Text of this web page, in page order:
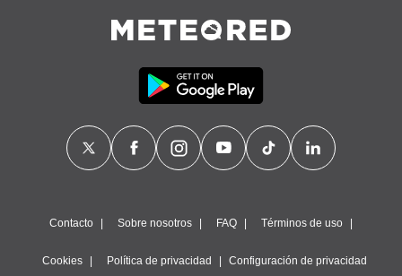
Contacto Sobre nosotros FAQ Términos de uso
Cookies Política de privacidad Configuración de privacidad